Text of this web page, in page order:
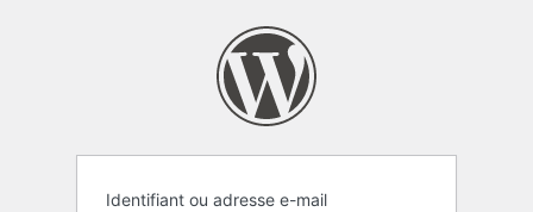
Identifiant ou adresse e-mail